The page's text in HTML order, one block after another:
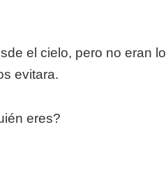
el cielo, pero no eran lo
evitara.
eres?